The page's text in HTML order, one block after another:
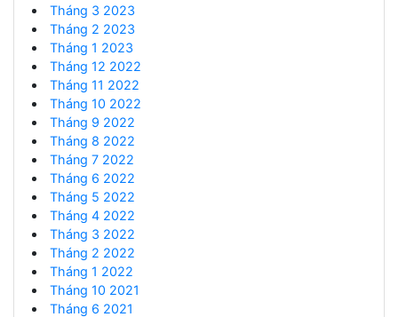
Tháng 3 2023
Tháng 2 2023
Tháng 1 2023
Tháng 12 2022
Tháng 11 2022
Tháng 10 2022
Tháng 9 2022
Tháng 8 2022
Tháng 7 2022
Tháng 6 2022
Tháng 5 2022
Tháng 4 2022
Tháng 3 2022
Tháng 2 2022
Tháng 1 2022
Tháng 10 2021
Tháng 6 2021